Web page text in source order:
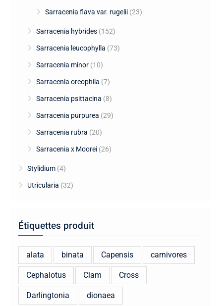
Sarracenia flava var. rugelii (23)
Sarracenia hybrides (152)
Sarracenia leucophylla (73)
Sarracenia minor (10)
Sarracenia oreophila (7)
Sarracenia psittacina (8)
Sarracenia purpurea (29)
Sarracenia rubra (20)
Sarracenia x Moorei (26)
Stylidium (4)
Utricularia (32)
Étiquettes produit
alata binata Capensis carnivores
Cephalotus Clam Cross
Darlingtonia dionaea